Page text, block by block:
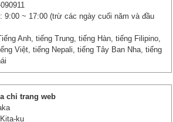
9:00 ~ 17:00 (trừ các ngày cuối năm và đầu
Anh, tiếng Trung, tiếng Hàn, tiếng Filipino,
Việt, tiếng Nepali, tiếng Tây Ban Nha, tiếng
ku